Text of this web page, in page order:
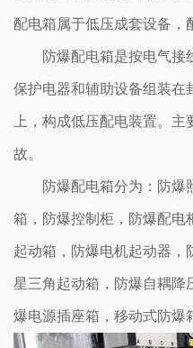
配电箱属于低压成套设备，
防爆配电箱是按电气接
保护电器和辅助设备组装在
上，构成低压配电装置。
故。
防爆配电箱分为：防爆
箱，防爆控制柜，防爆配电
起动箱，防爆电机起动器，
星三角起动箱，防爆自耦降
爆电源插座箱，移动式防爆